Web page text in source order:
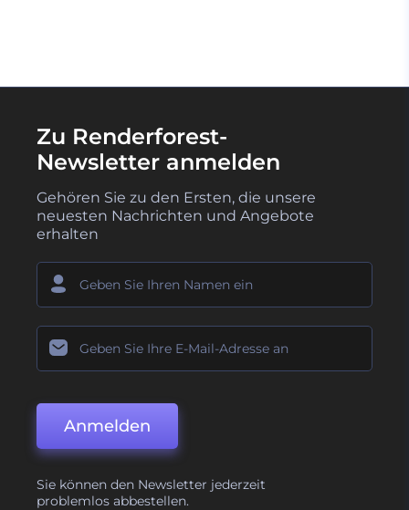
Zu Renderforest-
Newsletter anmelden
Gehören Sie zu den Ersten, die unsere
neuesten Nachrichten und Angebote
erhalten
Anmelden
Sie können den Newsletter jederzeit
problemlos abbestellen.